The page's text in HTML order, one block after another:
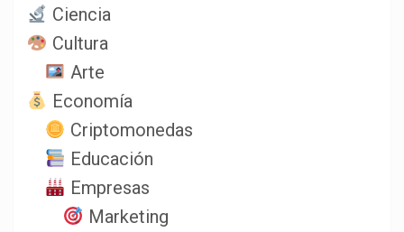
Ciencia
Cultura
Arte
Economía
Criptomonedas
Educación
Empresas
Marketing